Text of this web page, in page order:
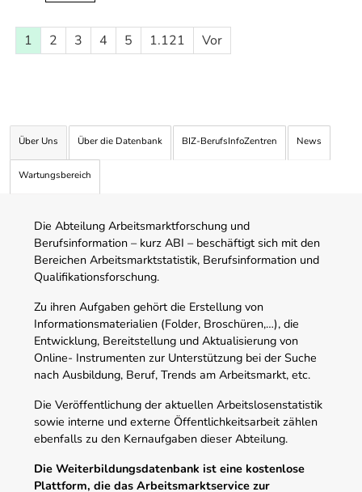
1 2 3 4 5 1.121 Vor
Über Uns Über die Datenbank BIZ-BerufsInfoZentren News
Wartungsbereich
Die Abteilung Arbeitsmarktforschung und
Berufsinformation – kurz ABI – beschäftigt sich mit den
Bereichen Arbeitsmarktstatistik, Berufsinformation und
Qualifikationsforschung.
Zu ihren Aufgaben gehört die Erstellung von
Informationsmaterialien (Folder, Broschüren,…), die
Entwicklung, Bereitstellung und Aktualisierung von
Online- Instrumenten zur Unterstützung bei der Suche
nach Ausbildung, Beruf, Trends am Arbeitsmarkt, etc.
Die Veröffentlichung der aktuellen Arbeitslosenstatistik
sowie interne und externe Öffentlichkeitsarbeit zählen
ebenfalls zu den Kernaufgaben dieser Abteilung.
Die Weiterbildungsdatenbank ist eine kostenlose
Plattform, die das Arbeitsmarktservice zur